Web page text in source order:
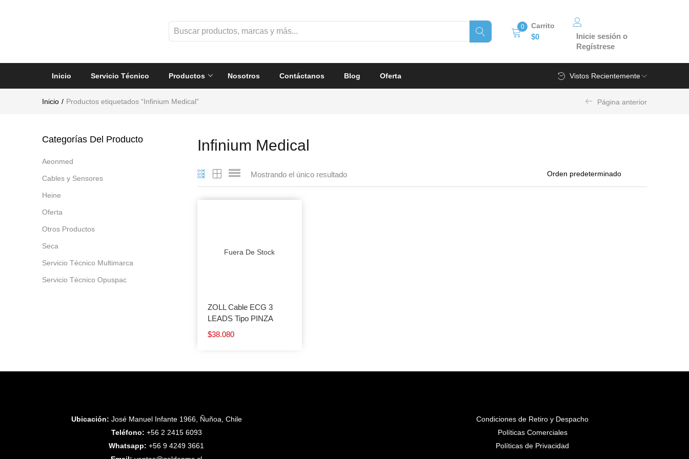
Inicie sesión o
Regístrese
0 Carrito
$0
Inicio Servicio Técnico Productos Nosotros Contáctanos Blog Oferta Vistos Recientemente
Inicio Productos etiquetados “Infinium Medical” Página anterior
Infinium Medical
Mostrando el único resultado
Fuera De Stock
ZOLL Cable ECG 3
LEADS Tipo PINZA
$38.080
Categorías Del Producto
Aeonmed
Cables y Sensores
Heine
Oferta
Otros Productos
Seca
Servicio Técnico Multimarca
Servicio Técnico Opuspac
Ubicación: José Manuel Infante 1966, Ñuñoa, Chile
Teléfono: +56 2 2415 6093
Whatsapp: +56 9 4249 3661
Condiciones de Retiro y Despacho
Políticas Comerciales
Políticas de Privacidad